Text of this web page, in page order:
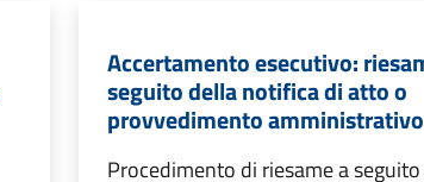
Accertamento esecutivo:
seguito della notifica di atto o
provvedimento amministrativo
Procedimento di riesame a